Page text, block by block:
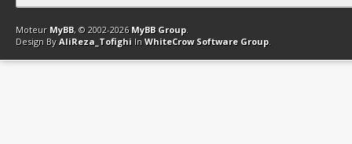
Contact Club Affiliation Retourner en haut Version bas-débit
Moteur MyBB, © 2002-2026 MyBB Group.
Design By AliReza_Tofighi In WhiteCrow Software Group.